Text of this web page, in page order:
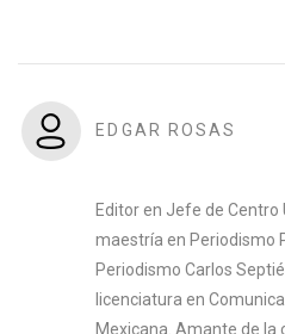
EDGAR ROSAS
Editor en Jefe de Centro
maestría en Periodismo
Periodismo Carlos
licenciatura en
Mexicana. Amante de la